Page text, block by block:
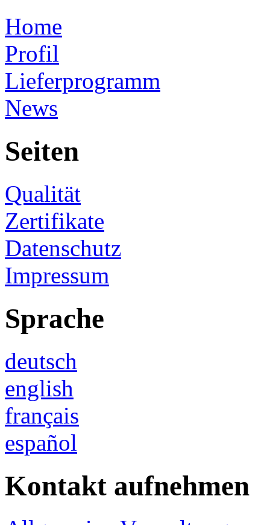
Home
Profil
Lieferprogramm
News
Seiten
Qualität
Zertifikate
Datenschutz
Impressum
Sprache
deutsch
english
français
español
Kontakt aufnehmen